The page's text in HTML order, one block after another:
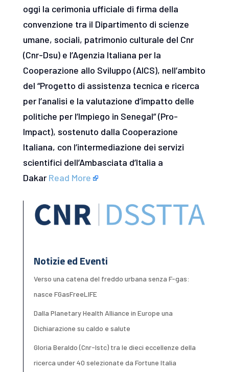
oggi la cerimonia ufficiale di firma della
convenzione tra il Dipartimento di scienze
umane, sociali, patrimonio culturale del Cnr
(Cnr-Dsu) e l’Agenzia Italiana per la
Cooperazione allo Sviluppo (AICS), nell’ambito
del “Progetto di assistenza tecnica e ricerca
per l’analisi e la valutazione d’impatto delle
politiche per l’Impiego in Senegal” (Pro-
Impact), sostenuto dalla Cooperazione
Italiana, con l’intermediazione dei servizi
scientifici dell’Ambasciata d’Italia a
Dakar Read More
Notizie ed Eventi
Verso una catena del freddo urbana senza F-gas:
nasce FGasFreeLIFE
Dalla Planetary Health Alliance in Europe una
Dichiarazione su caldo e salute
Gloria Beraldo (Cnr-Istc) tra le dieci eccellenze della
ricerca under 40 selezionate da Fortune Italia